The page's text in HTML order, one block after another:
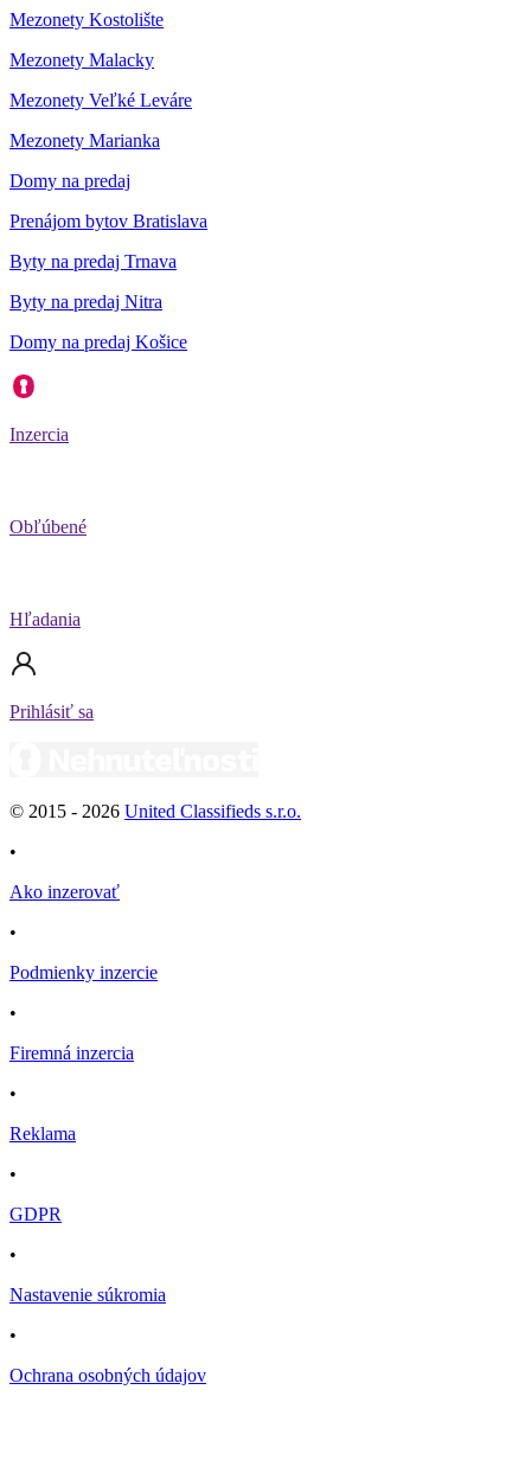
Mezonety Kostolište
Mezonety Malacky
Mezonety Veľké Leváre
Mezonety Marianka
Domy na predaj
Prenájom bytov Bratislava
Byty na predaj Trnava
Byty na predaj Nitra
Domy na predaj Košice
Inzercia
Obľúbené
Hľadania
Prihlásiť sa
© 2015 - 2026 United Classifieds s.r.o.
•
Ako inzerovať
•
Podmienky inzercie
•
Firemná inzercia
•
Reklama
•
GDPR
•
Nastavenie súkromia
•
Ochrana osobných údajov